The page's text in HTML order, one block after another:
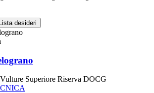
desideri
Superiore Riserva DOCG